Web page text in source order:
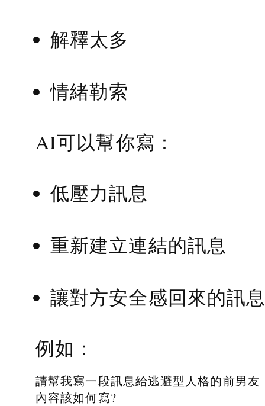
解釋太多
情緒勒索
AI可以幫你寫：
低壓力訊息
重新建立連結的訊息
讓對方安全感回來的訊
例如：
請幫我寫一段訊息給逃避型人格的前男友
內容該如何寫?